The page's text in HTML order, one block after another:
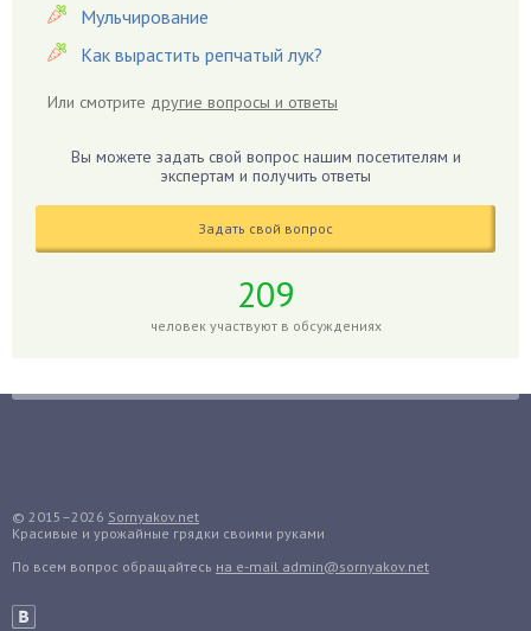
Герань
Гиацинт
Гиппеаструм
Годжи
Голубика
Гуава
Гузмания
Дайкон
Мульчирование
Как вырастить репчатый лук?
Или смотрите другие вопросы и ответы
Вы можете задать свой вопрос нашим посетителям и
экспертам и получить ответы
Задать свой вопрос
209
человек участвуют в обсуждениях
© 2015–2026 Sornyakov.net
Красивые и урожайные грядки своими руками
По всем вопрос обращайтесь на e-mail admin@sornyakov.net